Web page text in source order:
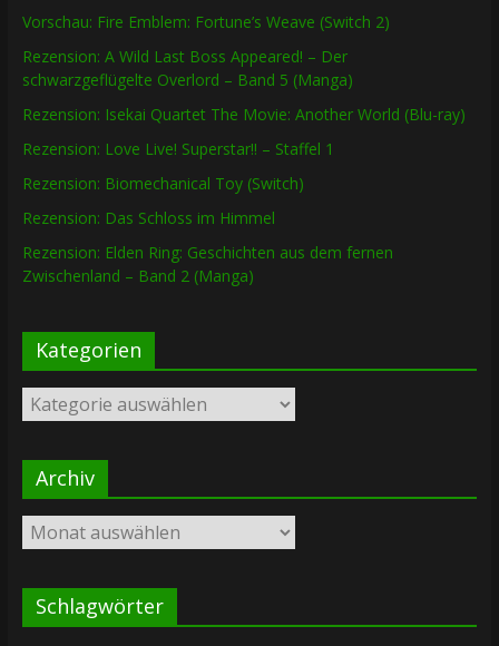
Vorschau: Fire Emblem: Fortune’s Weave (Switch 2)
Rezension: A Wild Last Boss Appeared! – Der
schwarzgeflügelte Overlord – Band 5 (Manga)
Rezension: Isekai Quartet The Movie: Another World (Blu-ray)
Rezension: Love Live! Superstar!! – Staffel 1
Rezension: Biomechanical Toy (Switch)
Rezension: Das Schloss im Himmel
Rezension: Elden Ring: Geschichten aus dem fernen
Zwischenland – Band 2 (Manga)
Kategorien
Kategorien
Archiv
Archiv
Schlagwörter